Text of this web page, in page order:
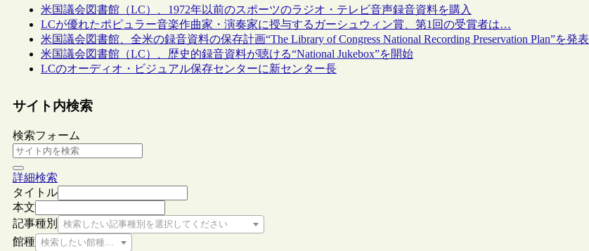
米国議会図書館（LC）、1972年以前のスポーツのラジオ・テレビ音声録音資料を購入
LCが優れたポピュラー音楽作曲家・演奏家に授与するガーシュウィン賞、第1回の受賞者は…
米国議会図書館、全米の録音資料の保存計画“The Library of Congress National Recording Preservation Plan”を発表
米国議会図書館（LC）、歴史的録音資料が聴ける“National Jukebox”を開始
LCのオーディオ・ビジュアル保存センターに新センター長
サイト内検索
検索フォーム
詳細検索
タイトル
本文
記事種別
検索したい記事種別を選択してください
館種 検索したい館種を選択してください